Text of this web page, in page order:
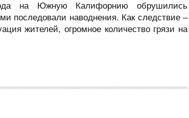
на Южную Калифорнию обрушились
последовали наводнения. Как следствие –
жителей, огромное количество грязи на